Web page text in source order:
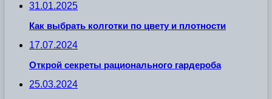
31.01.2025
Как выбрать колготки по цвету и плотности
17.07.2024
Открой секреты рационального гардероба
25.03.2024